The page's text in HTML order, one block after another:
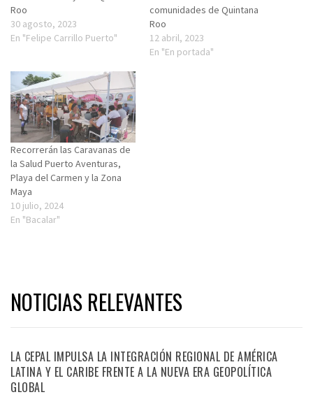
Roo
30 agosto, 2023
En "Felipe Carrillo Puerto"
comunidades de Quintana
Roo
12 abril, 2023
En "En portada"
Recorrerán las Caravanas de
la Salud Puerto Aventuras,
Playa del Carmen y la Zona
Maya
10 julio, 2024
En "Bacalar"
NOTICIAS RELEVANTES
LA CEPAL IMPULSA LA INTEGRACIÓN REGIONAL DE AMÉRICA
LATINA Y EL CARIBE FRENTE A LA NUEVA ERA GEOPOLÍTICA
GLOBAL